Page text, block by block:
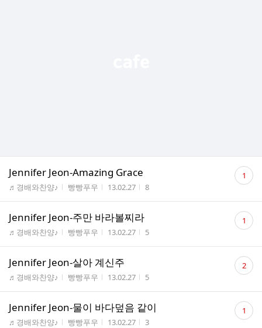
Jennifer Jeon-Amazing Grace
게시판명
♬경배와찬양♪ 작성자
빵빵푸우 작성시간
13.02.27 조회수
8
댓
글 1
Jennifer Jeon-주만 바라볼찌라
게시판명
♬경배와찬양♪ 작성자
빵빵푸우 작성시간
13.02.27 조회수
5
댓
글 1
Jennifer Jeon-살아 계신주
게시판명
♬경배와찬양♪ 작성자
빵빵푸우 작성시간
13.02.27 조회수
5
댓
글 2
Jennifer Jeon-물이 바다덮음 같이
게시판명
♬경배와찬양♪ 작성자
빵빵푸우 작성시간
13.02.27 조회수
3
댓
글 1